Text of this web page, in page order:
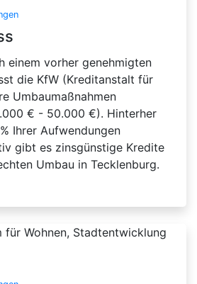
einem vorher genehmigten
die KfW (Kreditanstalt für
Umbaumaßnahmen
€ - 50.000 €). Hinterher
Ihrer Aufwendungen
gibt es zinsgünstige Kredite
Umbau in Tecklenburg.